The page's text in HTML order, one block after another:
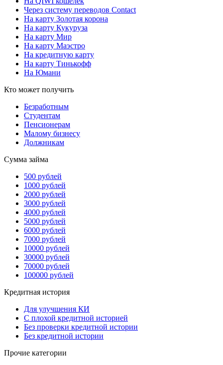
Через систему переводов Contact
На карту Золотая корона
На карту Кукуруза
На карту Мир
На карту Маэстро
На кредитную карту
На карту Тинькофф
На Юмани
Кто может получить
Безработным
Студентам
Пенсионерам
Малому бизнесу
Должникам
Сумма займа
500 рублей
1000 рублей
2000 рублей
3000 рублей
4000 рублей
5000 рублей
6000 рублей
7000 рублей
10000 рублей
30000 рублей
70000 рублей
100000 рублей
Кредитная история
Для улучшения КИ
С плохой кредитной историей
Без проверки кредитной истории
Без кредитной истории
Прочие категории